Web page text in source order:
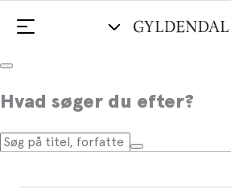
Hvad søger du efter?
Nye balancer